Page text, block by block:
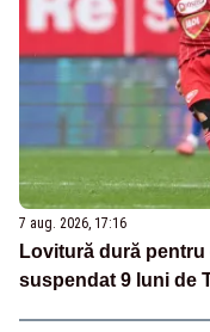
7 aug. 2026, 17:16
Lovitură dură
suspendat 9 luni de